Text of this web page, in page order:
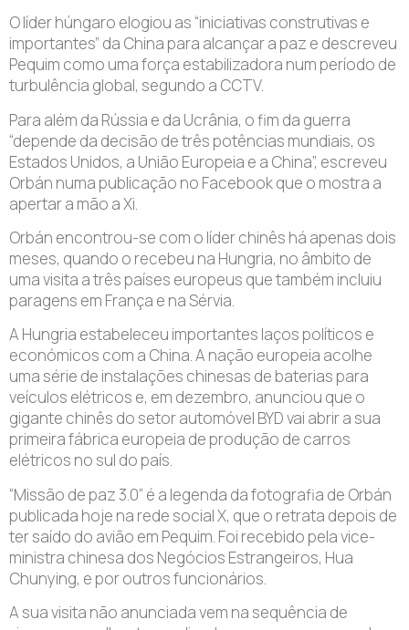
O líder húngaro elogiou as “iniciativas construtivas e
importantes” da China para alcançar a paz e descreveu
Pequim como uma força estabilizadora num período de
turbulência global, segundo a CCTV.
Para além da Rússia e da Ucrânia, o fim da guerra
“depende da decisão de três potências mundiais, os
Estados Unidos, a União Europeia e a China”, escreveu
Orbán numa publicação no Facebook que o mostra a
apertar a mão a Xi.
Orbán encontrou-se com o líder chinês há apenas dois
meses, quando o recebeu na Hungria, no âmbito de
uma visita a três países europeus que também incluiu
paragens em França e na Sérvia.
A Hungria estabeleceu importantes laços políticos e
económicos com a China. A nação europeia acolhe
uma série de instalações chinesas de baterias para
veículos elétricos e, em dezembro, anunciou que o
gigante chinês do setor automóvel BYD vai abrir a sua
primeira fábrica europeia de produção de carros
elétricos no sul do país.
“Missão de paz 3.0” é a legenda da fotografia de Orbán
publicada hoje na rede social X, que o retrata depois de
ter saído do avião em Pequim. Foi recebido pela vice-
ministra chinesa dos Negócios Estrangeiros, Hua
Chunying, e por outros funcionários.
A sua visita não anunciada vem na sequência de